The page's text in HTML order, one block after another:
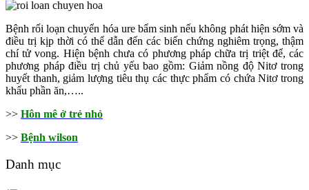
Bệnh rối loạn chuyển hóa ure bẩm sinh nếu không phát hiện sớm và
điều trị kịp thời có thể dẫn đến các biến chứng nghiêm trọng, thậm
chí tử vong. Hiện bệnh chưa có phương pháp chữa trị triệt để, các
phương pháp điều trị chủ yếu bao gồm: Giảm nồng độ Nitơ trong
huyết thanh, giảm lượng tiêu thụ các thực phẩm có chứa Nitơ trong
khẩu phần ăn,…..
>> Hôn mê ở trẻ nhỏ
>> Bệnh wilson
Danh mục